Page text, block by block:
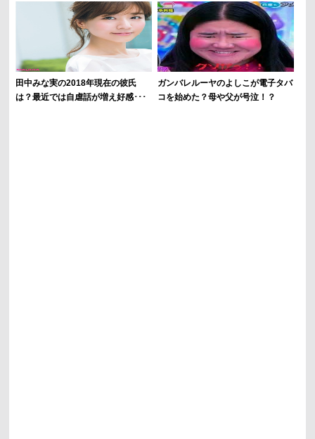
田中みな実の2018年現在の彼氏
は？最近では自虐話が増え好感･･･
ガンバレルーヤのよしこが電子タバ
コを始めた？母や父が号泣！？